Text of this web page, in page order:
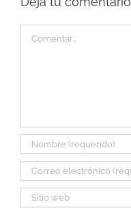
Comentar